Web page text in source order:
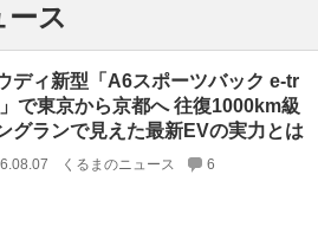
ス
ディ新型「A6スポーツバック e-tr
で東京から京都へ 往復1000km級
グランで見えた最新EVの実力とは
くるまのニュース 6